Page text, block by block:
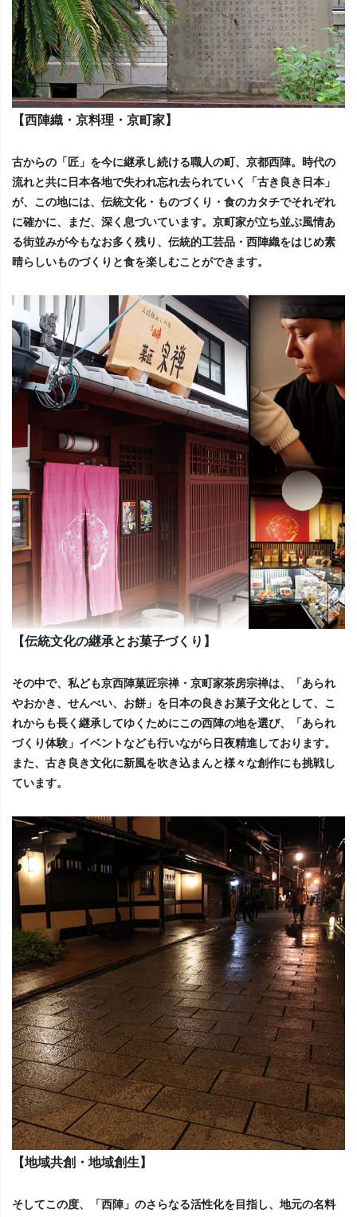
【西陣織・京料理・京町家】
古からの「匠」を今に継承し続ける職人の町、京都西陣。時代の
流れと共に日本各地で失われ忘れ去られていく「古き良き日本」
が、この地には、伝統文化・ものづくり・食のカタチでそれぞれ
に確かに、まだ、深く息づいています。京町家が立ち並ぶ風情あ
る街並みが今もなお多く残り、伝統的工芸品・西陣織をはじめ素
晴らしいものづくりと食を楽しむことができます。
【伝統文化の継承とお菓子づくり】
その中で、私ども京西陣菓匠宗禅・京町家茶房宗禅は、「あられ
やおかき、せんべい、お餅」を日本の良きお菓子文化として、こ
れからも長く継承してゆくためにこの西陣の地を選び、「あられ
づくり体験」イベントなども行いながら日夜精進しております。
また、古き良き文化に新風を吹き込まんと様々な創作にも挑戦し
ています。
【地域共創・地域創生】
そしてこの度、「西陣」のさらなる活性化を目指し、地元の名料